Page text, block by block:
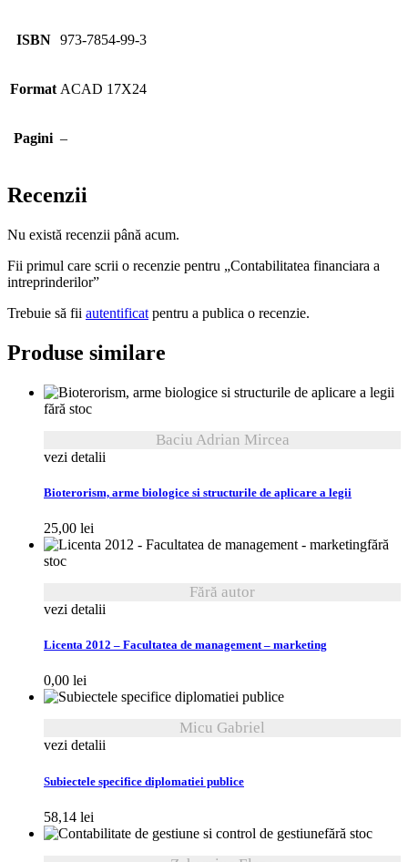
ISBN 973-7854-99-3
Format ACAD 17X24
Pagini –
Recenzii
Nu există recenzii până acum.
Fii primul care scrii o recenzie pentru „Contabilitatea financiara a
intreprinderilor”
Trebuie să fii autentificat pentru a publica o recenzie.
Produse similare
fără stoc
Baciu Adrian Mircea
vezi detalii
Bioterorism, arme biologice si structurile de aplicare a legii
25,00 lei
fără
stoc
Fără autor
vezi detalii
Licenta 2012 – Facultatea de management – marketing
0,00 lei
Micu Gabriel
vezi detalii
Subiectele specifice diplomatiei publice
58,14 lei
fără stoc